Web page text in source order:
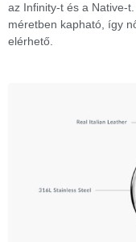
az Infinity-t és a Native-
méretben kapható, így
elérhető.